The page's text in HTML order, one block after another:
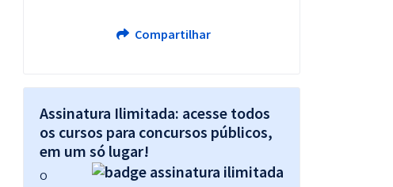
Compartilhar
Assinatura Ilimitada: acesse todos
os cursos para concursos públicos,
em um só lugar!
O